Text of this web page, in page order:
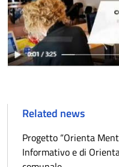
Related news
Progetto “Orienta
Informativo e di